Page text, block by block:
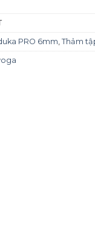
PRO 6mm Thảm